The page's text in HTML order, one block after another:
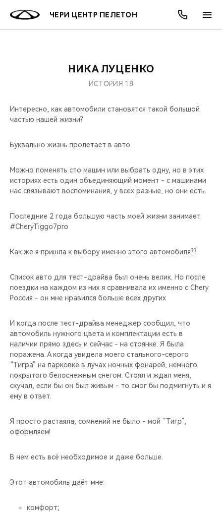
ЧЕРИ ЦЕНТР ПЕЛЕТОН
МОДЕЛИ
НОВИНКИ
ПОКУПАТЕЛЯМ
КРЕДИТ И СТРАХОВАНИЕ
ВЛАДЕЛЬЦАМ
ЗАПЧАСТИ И АКСЕССУАРЫ
ПОДДЕРЖКА
CHERY CONNECT
МИР CHERY
О БРЕНДЕ
CHERY В СОЦСЕТЯХ
ЛЮДИ CHERY
CHERY REMOTE
CHERY И СПОРТ
НАШИ МЕРОПРИЯТИЯ
ВИДЕООБЗОРЫ
CHERY ДЛЯ ДЕТЕЙ
АКЦИИ
ОНЛАЙН СЕРВИСЫ
КРЕДИТ
О КОМПАНИИ
МЫ В СОЦСЕТЯХ
НИКА ЛУЦЕНКО
ИСТОРИЯ 18
Интересно, как автомобили становятся такой большой
частью нашей жизни?
Буквально жизнь пролетает в авто.
Можно поменять сто машин или выбрать одну, но в этих
историях есть один объединяющий момент - с машинами
нас связывают воспоминания, у всех разные, но они есть.
Последние 2 года большую часть моей жизни занимает
#CheryTiggo7pro
Как же я пришла к выбору именно этого автомобиля??
Список авто для тест-драйва был очень велик. Но после
поездки на каждом из них я сравнивала их именно с Chery
Россия - он мне нравился больше всех других
И когда после тест-драйва менеджер сообщил, что
автомобиль нужного цвета и комплектации есть в
наличии прямо здесь и сейчас - на стоянке. Я была
поражена. А когда увидела моего стального-серого
“Тигра” на парковке в лучах ночных фонарей, немного
покрытого белоснежным снегом. Стоял и ждал меня,
скучал, если бы он был живым - то смог бы подмигнуть и я
ему в ответ.
Я просто растаяла, сомнений не было - мой “Тигр”,
оформляем!
В нем есть всё необходимое и даже больше.
Этот автомобиль даёт мне:
комфорт;